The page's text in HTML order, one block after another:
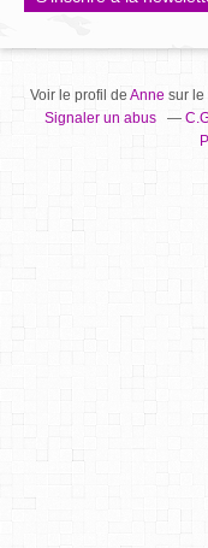
Voir le profil de Annesur le
Signaler un abus